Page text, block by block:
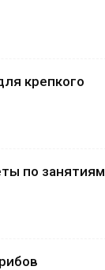
крепкого
по занятиям